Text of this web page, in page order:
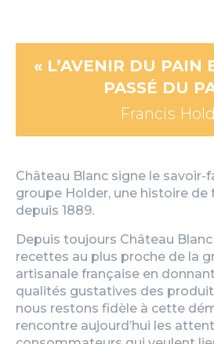
« L’AVENIR DU PAIN
PASSÉ DU
Francis
Château Blanc signe le savoir-
groupe Holder, une histoire de
depuis 1889.
Depuis toujours Château
recettes au plus proche de la
artisanale française en
qualités gustatives des
nous restons fidèle à cette
rencontre aujourd’hui les